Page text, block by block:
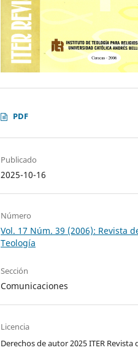
PDF
Publicado
2025-10-16
Número
Vol. 17 Núm. 39 (2006): Revista
Teología
Sección
Comunicaciones
Licencia
Derechos de autor 2025 ITER Revista